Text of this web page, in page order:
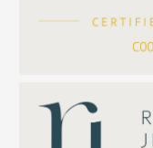
公
方假繩鏈系列